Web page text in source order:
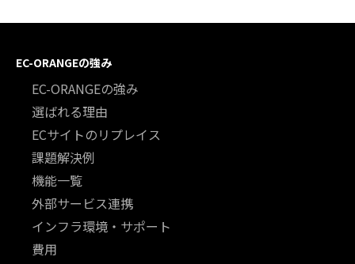
EC-ORANGEの強み
EC-ORANGEの強み
選ばれる理由
ECサイトのリプレイス
課題解決例
機能一覧
外部サービス連携
インフラ環境・サポート
費用